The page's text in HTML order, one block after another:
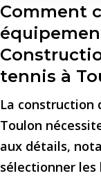
Comment
tennis à
La construction
Toulon
aux détails,
sélectionner les